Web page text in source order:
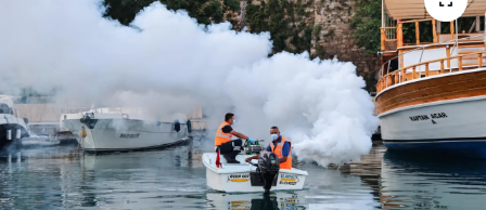
Son Dakika Haberleri
Haber Arşivi